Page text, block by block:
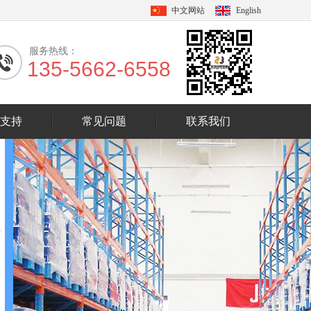
中文网站 English
服务热线：
135-5662-6558
持 常见问题 联系我们